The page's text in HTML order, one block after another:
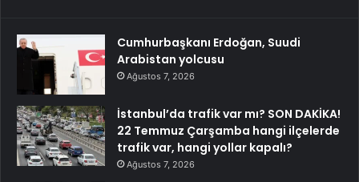
Cumhurbaşkanı Erdoğan, Suudi
Arabistan yolcusu
Ağustos 7, 2026
İstanbul’da trafik var mı? SON DAKİKA!
22 Temmuz Çarşamba hangi ilçelerde
trafik var, hangi yollar kapalı?
Ağustos 7, 2026